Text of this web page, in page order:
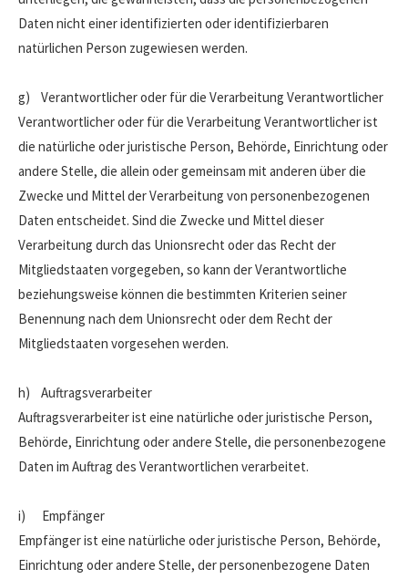
Daten nicht einer identifizierten oder identifizierbaren
natürlichen Person zugewiesen werden.
g) Verantwortlicher oder für die Verarbeitung Verantwortlicher
Verantwortlicher oder für die Verarbeitung Verantwortlicher ist
die natürliche oder juristische Person, Behörde, Einrichtung oder
andere Stelle, die allein oder gemeinsam mit anderen über die
Zwecke und Mittel der Verarbeitung von personenbezogenen
Daten entscheidet. Sind die Zwecke und Mittel dieser
Verarbeitung durch das Unionsrecht oder das Recht der
Mitgliedstaaten vorgegeben, so kann der Verantwortliche
beziehungsweise können die bestimmten Kriterien seiner
Benennung nach dem Unionsrecht oder dem Recht der
Mitgliedstaaten vorgesehen werden.
h) Auftragsverarbeiter
Auftragsverarbeiter ist eine natürliche oder juristische Person,
Behörde, Einrichtung oder andere Stelle, die personenbezogene
Daten im Auftrag des Verantwortlichen verarbeitet.
i) Empfänger
Empfänger ist eine natürliche oder juristische Person, Behörde,
Einrichtung oder andere Stelle, der personenbezogene Daten